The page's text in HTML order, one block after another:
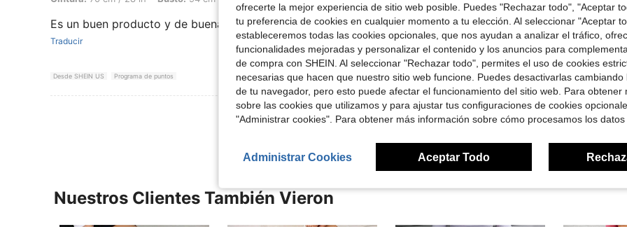
Es un buen producto y de buena calidad por un precio justo
Traducir
Desde SHEIN US Programa de puntos Útil (6)
Ver Más Reseñas
Nuestros Clientes También Vieron
ofrecerte la mejor experiencia de sitio web posible. Puedes "Rechazar todo", "Aceptar
tu preferencia de cookies en cualquier momento a tu elección. Al seleccionar "Aceptar
estableceremos todas las cookies opcionales, que nos ayudan a analizar el tráfico,
funcionalidades mejoradas y personalizar el contenido y los anuncios para
de compra con SHEIN. Al seleccionar "Rechazar todo", permites el uso de cookies
necesarias que hacen que nuestro sitio web funcione. Puedes desactivarlas cambiando
de tu navegador, pero esto puede afectar el funcionamiento del sitio web. Para obtener
sobre las cookies que utilizamos y para ajustar tus configuraciones de cookies
"Administrar cookies". Para obtener más información sobre cómo procesamos los datos
Administrar Cookies Aceptar Todo